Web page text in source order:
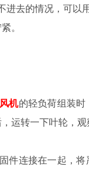
去的情况，可以
。
机的轻负荷组装
运转一下叶轮，
连接在一起，将